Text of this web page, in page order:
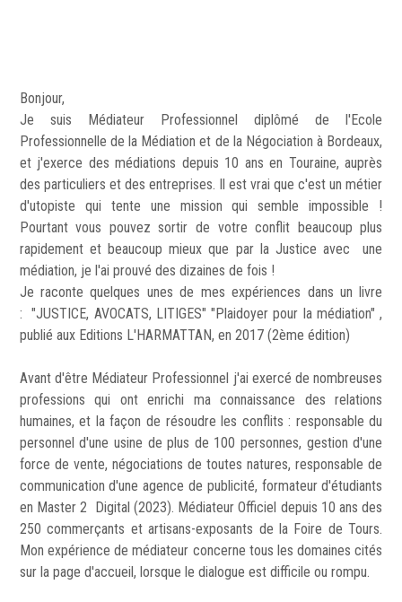
Bonjour,
Je suis Médiateur Professionnel diplômé de l'Ecole
Professionnelle de la Médiation et de la Négociation à Bordeaux,
et j'exerce des médiations depuis 10 ans en Touraine, auprès
des particuliers et des entreprises. Il est vrai que c'est un métier
d'utopiste qui tente une mission qui semble impossible !
Pourtant vous pouvez sortir de votre conflit beaucoup plus
rapidement et beaucoup mieux que par la Justice avec une
médiation, je l'ai prouvé des dizaines de fois !
Je raconte quelques unes de mes expériences dans un livre
: "JUSTICE, AVOCATS, LITIGES" "Plaidoyer pour la médiation" ,
publié aux Editions L'HARMATTAN, en 2017 (2ème édition)
Avant d'être Médiateur Professionnel j'ai exercé de nombreuses
professions qui ont enrichi ma connaissance des relations
humaines, et la façon de résoudre les conflits : responsable du
personnel d'une usine de plus de 100 personnes, gestion d'une
force de vente, négociations de toutes natures, responsable de
communication d'une agence de publicité, formateur d'étudiants
en Master 2 Digital (2023). Médiateur Officiel depuis 10 ans des
250 commerçants et artisans-exposants de la Foire de Tours.
Mon expérience de médiateur concerne tous les domaines cités
sur la page d'accueil, lorsque le dialogue est difficile ou rompu.